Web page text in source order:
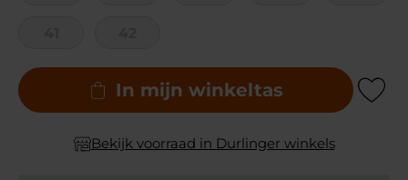
In mijn winkeltas Add to
Bekijk voorraad in Durlinger winkels